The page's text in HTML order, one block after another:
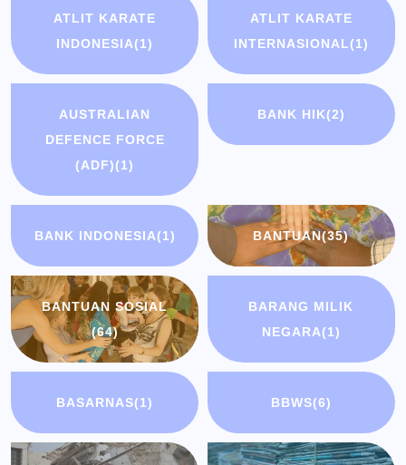
ATLIT KARATE
INDONESIA(1)
ATLIT KARATE
INTERNASIONAL(1)
AUSTRALIAN
DEFENCE FORCE
(ADF)(1)
BANK HIK(2)
BANK INDONESIA(1) BANTUAN(35)
BANTUAN SOSIAL
(64)
BARANG MILIK
NEGARA(1)
BASARNAS(1) BBWS(6)